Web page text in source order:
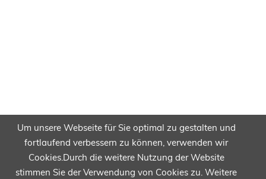
Um unsere Webseite für Sie optimal zu gestalten und
fortlaufend verbessern zu können, verwenden wir
Cookies.Durch die weitere Nutzung der Website
stimmen Sie der Verwendung von Cookies zu. Weitere